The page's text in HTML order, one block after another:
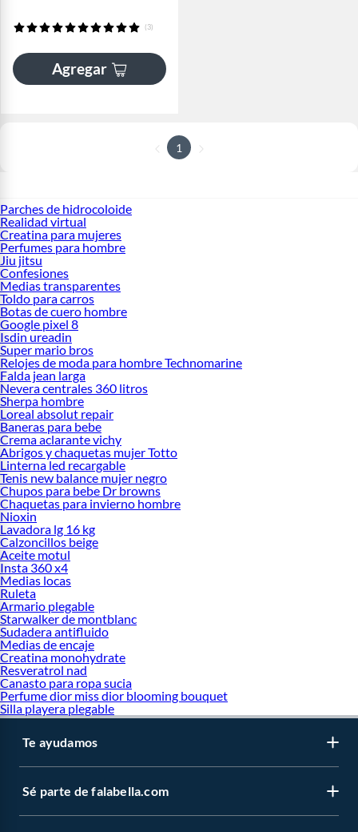
(3)
Agregar
1
Parches de hidrocoloide
Realidad virtual
Creatina para mujeres
Perfumes para hombre
Jiu jitsu
Confesiones
Medias transparentes
Toldo para carros
Botas de cuero hombre
Google pixel 8
Isdin ureadin
Super mario bros
Relojes de moda para hombre Technomarine
Falda jean larga
Nevera centrales 360 litros
Sherpa hombre
Loreal absolut repair
Baneras para bebe
Crema aclarante vichy
Abrigos y chaquetas mujer Totto
Linterna led recargable
Tenis new balance mujer negro
Chupos para bebe Dr browns
Chaquetas para invierno hombre
Nioxin
Lavadora lg 16 kg
Calzoncillos beige
Aceite motul
Insta 360 x4
Medias locas
Ruleta
Armario plegable
Starwalker de montblanc
Sudadera antifluido
Medias de encaje
Creatina monohydrate
Resveratrol nad
Canasto para ropa sucia
Perfume dior miss dior blooming bouquet
Silla playera plegable
Te ayudamos
Sé parte de falabella.com